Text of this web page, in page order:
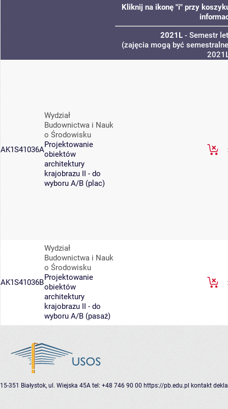
Kliknij na ikonę "i" przy
2021L - Semestr
(zajęcia mogą być
AK1S41036A
Wydział
Budownictwa i Nauk
o Środowisku
Projektowanie
obiektów
architektury
krajobrazu II - do
wyboru A/B (plac)
AK1S41036B
Wydział
Budownictwa i Nauk
o Środowisku
Projektowanie
obiektów
architektury
krajobrazu II - do
wyboru A/B (pasaż)
15-351 Białystok, ul. Wiejska 45A tel: +48 746 90 00 https://pb.edu.pl kontakt